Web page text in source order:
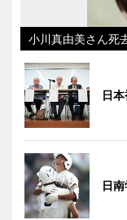
小川真由美さん死
日
日